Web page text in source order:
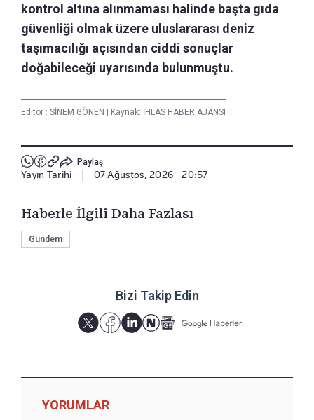
kontrol altına alınmaması halinde başta gıda
güvenliği olmak üzere uluslararası deniz
taşımacılığı açısından ciddi sonuçlar
doğabileceği uyarısında bulunmuştu.
Editör : SİNEM GÖNEN | Kaynak: İHLAS HABER AJANSI
Paylaş
Yayın Tarihi 07 Ağustos, 2026 - 20:57
Haberle İlgili Daha Fazlası
Gündem
Bizi Takip Edin
YORUMLAR